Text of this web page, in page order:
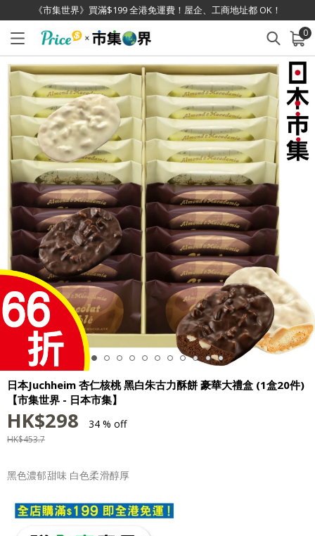
《市集世界》買滿$199 全港免運費！屋企、工商地址都 OK！
0
已加入購物車 查看
日本Juchheim 杏仁核桃 黑白朱古力酥餅 豪華大禮盒 (1盒20件)
【市集世界 - 日本市集】
HK$298 34 % off
HK$453.7
黑色濃郁甜味 白色柔滑醇厚